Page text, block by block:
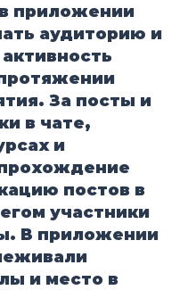
приложении
аудиторию и
За посты и
в чате,
и
постов в
участники
В приложении
и место в